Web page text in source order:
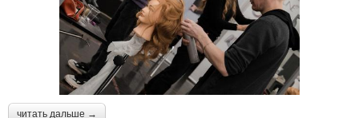
читать дальше →